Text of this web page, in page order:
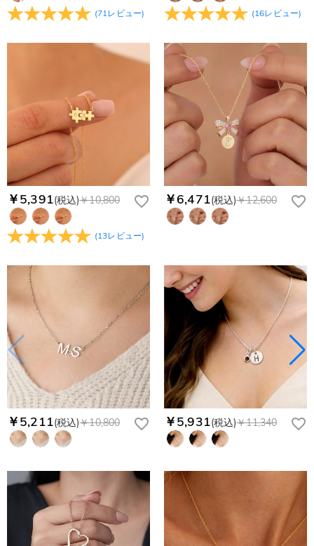
(71レビュー) (16レビュー)
￥5,391(税込)￥10,800
(13レビュー)
￥6,471(税込)￥12,600
￥5,211(税込)￥10,800 ￥5,931(税込)￥11,340